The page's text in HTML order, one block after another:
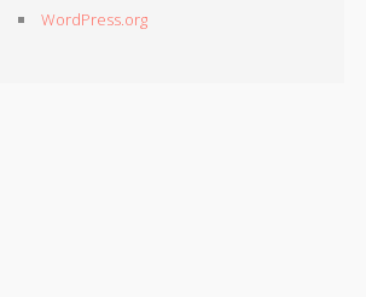
WordPress.org